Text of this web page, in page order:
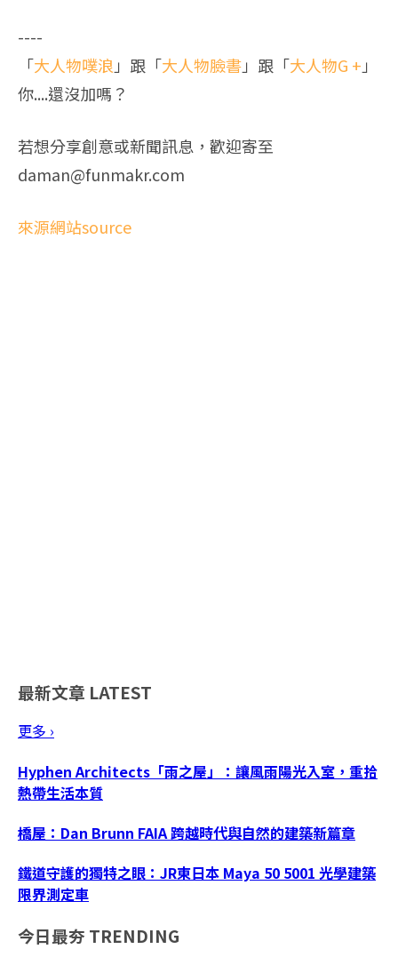
----
「大人物噗浪 」跟「大人物臉書」跟「大人物G + 」
你....還沒加嗎？
若想分享創意或新聞訊息，歡迎寄至
daman@funmakr.com
來源網站source
最新文章 LATEST
更多 ›
Hyphen Architects「雨之屋」：讓風雨陽光入室，重拾
熱帶生活本質
橋屋：Dan Brunn FAIA 跨越時代與自然的建築新篇章
鐵道守護的獨特之眼：JR東日本 Maya 50 5001 光學建築
限界測定車
今日最夯 TRENDING